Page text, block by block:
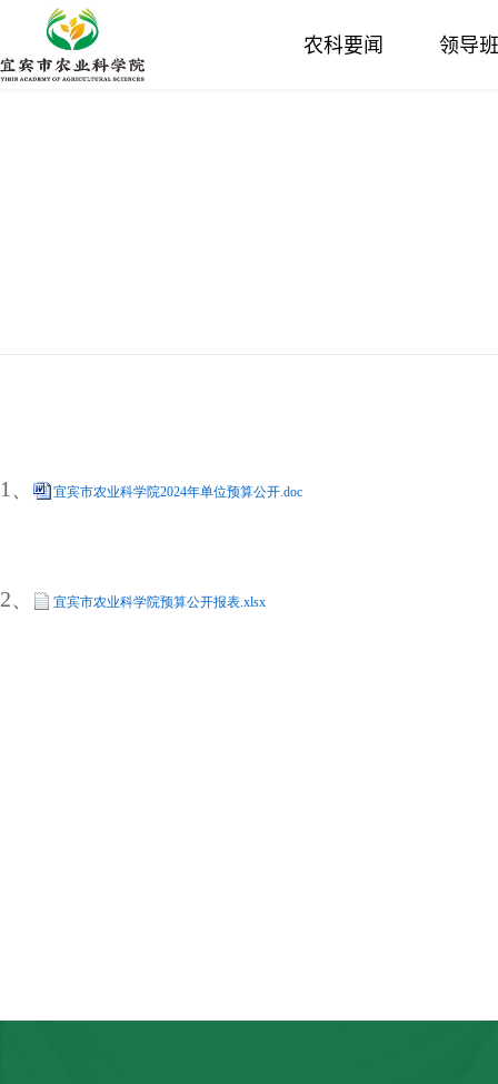
农科要闻 领导
1、 宜宾市农业科学院2024年单位预算公开.doc
2、 宜宾市农业科学院预算公开报表.xlsx